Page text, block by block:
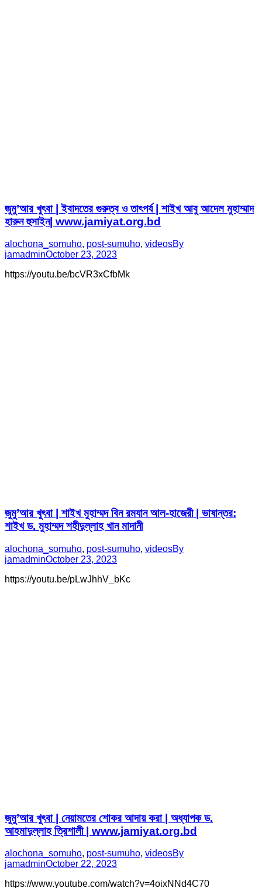
জুমু’আর খুৎবা | ইবাদতের গুরুত্ব ও তাৎপর্য | শাইখ আবু আদেল মুহাম্মাদ
হারুন হুসাইন| www.jamiyat.org.bd
alochona_somuho, post-sumuho, videosBy
jamadminOctober 23, 2023
https://youtu.be/bcVR3xCfbMk
জুমু’আর খুৎবা | শাইখ মুহাম্মদ বিন রমযান আল-হাজেরী | ভাষান্তর:
শাইখ ড. মুহাম্মদ শহীদুল্লাহ খান মাদানী
alochona_somuho, post-sumuho, videosBy
jamadminOctober 23, 2023
https://youtu.be/pLwJhhV_bKc
জুমু’আর খুৎবা | নেয়ামতের শোকর আদায় করা | অধ্যাপক ড.
আহমাদুল্লাহ ত্রিশালী | www.jamiyat.org.bd
alochona_somuho, post-sumuho, videosBy
jamadminOctober 22, 2023
https://www.youtube.com/watch?v=4oixNNd4C70